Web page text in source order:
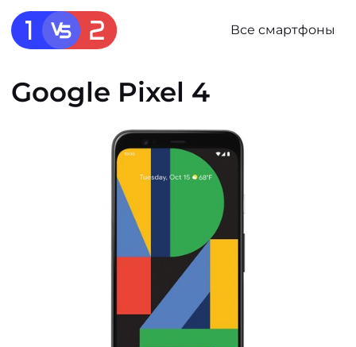
Все смартфоны
Google Pixel 4